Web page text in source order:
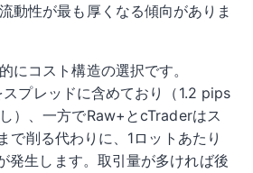
動性が最も厚くなる傾向がありま
にコスト構造の選択です。
プレッドに含めており（1.2 pips
）、一方でRaw+とcTraderはス
で削る代わりに、1ロットあたり
発生します。取引量が多ければ後